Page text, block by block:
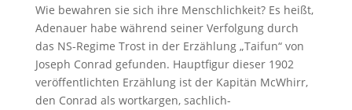
Wie bewahren sie sich ihre Menschlichkeit? Es heißt,
Adenauer habe während seiner Verfolgung durch
das NS-Regime Trost in der Erzählung „Taifun“ von
Joseph Conrad gefunden. Hauptfigur dieser 1902
veröffentlichten Erzählung ist der Kapitän McWhirr,
den Conrad als wortkargen, sachlich-